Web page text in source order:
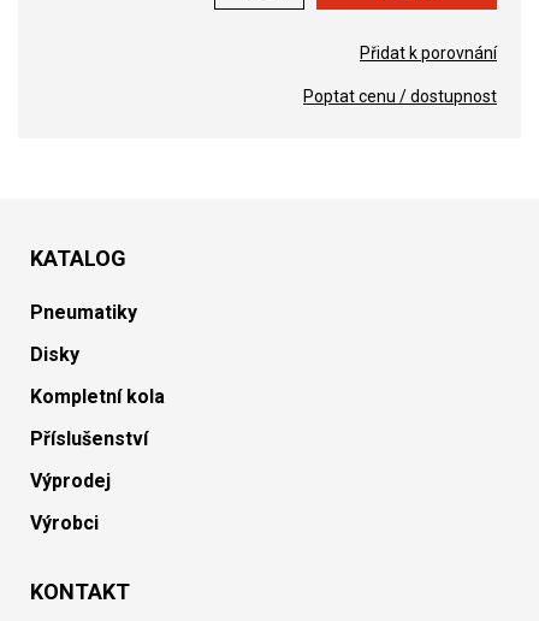
Přidat k porovnání
Poptat cenu / dostupnost
KATALOG
Pneumatiky
Disky
Kompletní kola
Příslušenství
Výprodej
Výrobci
KONTAKT